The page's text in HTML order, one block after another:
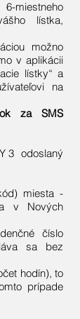
miestneho
lístka,
možno
v aplikácii
lístky“ a
na
za SMS
3 odoslaný
miesta -
v Nových
číslo
sa bez
hodín), to
prípade